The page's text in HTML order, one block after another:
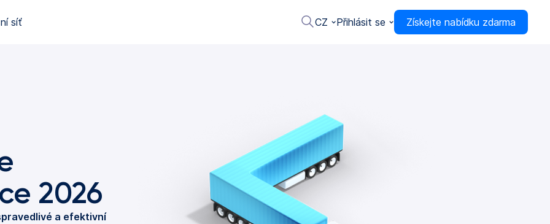
síť CZ Přihlásit se Získejte nabídku zdarma
2026
a efektivní